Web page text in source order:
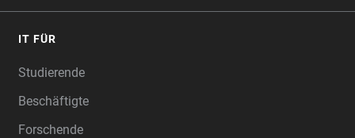
IT FÜR
Studierende
Beschäftigte
Forschende